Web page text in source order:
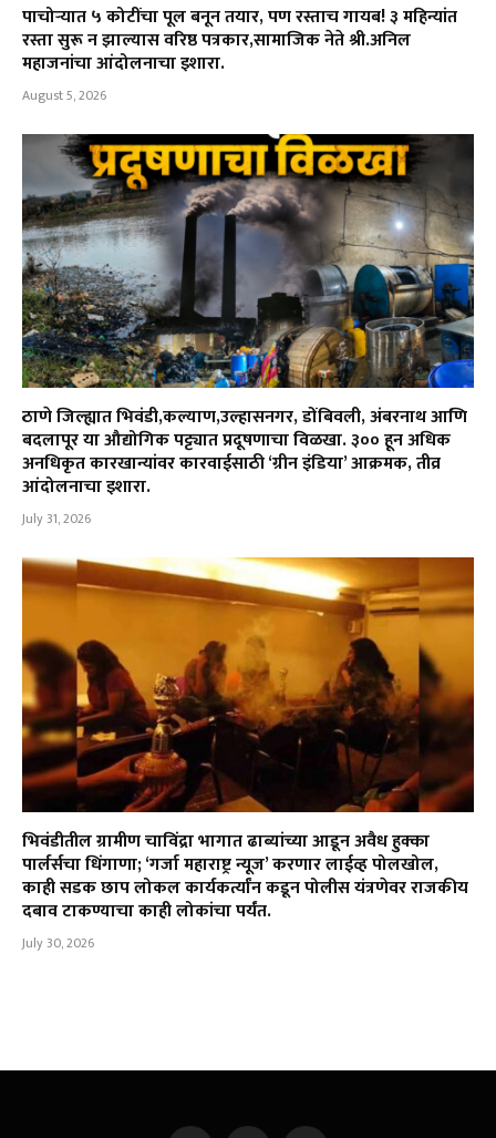
पाचोऱ्यात ५ कोटींचा पूल बनून तयार, पण रस्ताच गायब! ३ महिन्यांत
रस्ता सुरू न झाल्यास वरिष्ठ पत्रकार,सामाजिक नेते श्री.अनिल
महाजनांचा आंदोलनाचा इशारा.
August 5, 2026
ठाणे जिल्ह्यात भिवंडी,कल्याण,उल्हासनगर, डोंबिवली, अंबरनाथ आणि
बदलापूर या औद्योगिक पट्ट्यात प्रदूषणाचा विळखा. ३०० हून अधिक
अनधिकृत कारखान्यांवर कारवाईसाठी ‘ग्रीन इंडिया’ आक्रमक, तीव्र
आंदोलनाचा इशारा.
July 31, 2026
भिवंडीतील ग्रामीण चाविंद्रा भागात ढाब्यांच्या आडून अवैध हुक्का
पार्लर्सचा धिंगाणा; ‘गर्जा महाराष्ट्र न्यूज’ करणार लाईव्ह पोलखोल,
काही सडक छाप लोकल कार्यकर्त्यांन कडून पोलीस यंत्रणेवर राजकीय
दबाव टाकण्याचा काही लोकांचा पर्यंत.
July 30, 2026